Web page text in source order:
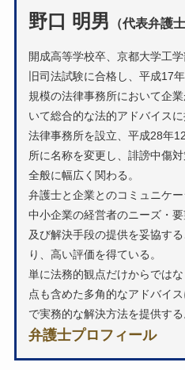
野口 明男 （代表弁護士
開成高等学校卒、京都大学工学
旧司法試験に合格し、平成17
規模の法律事務所において企
いて総合的な法的アドバイス
法律事務所を設立、平成28年
所に名称を変更し、誹謗中傷
全般に幅広く関わる。
弁護士と企業とのコミュニケー
中小企業の経営者のニーズ・
及び解決手段の提供を妥協す
り、高い評価を得ている。
単に法務的観点だけからでは
点も含めた多角的なアドバイ
で実務的な解決方法を提供する
弁護士プロフィール